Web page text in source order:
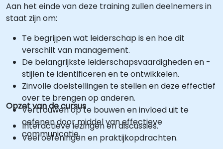
Aan het einde van deze training zullen deelnemers in
staat zijn om:
Te begrijpen wat leiderschap is en hoe dit
verschilt van management.
De belangrijkste leiderschapsvaardigheden en -
stijlen te identificeren en te ontwikkelen.
Zinvolle doelstellingen te stellen en deze effectief
over te brengen op anderen.
Vertrouwen op te bouwen en invloed uit te
oefenen door middel van effectieve
communicatie.
Opzet van de cursus
Interactieve lezingen en discussies.
Veel oefeningen en praktijkopdrachten.